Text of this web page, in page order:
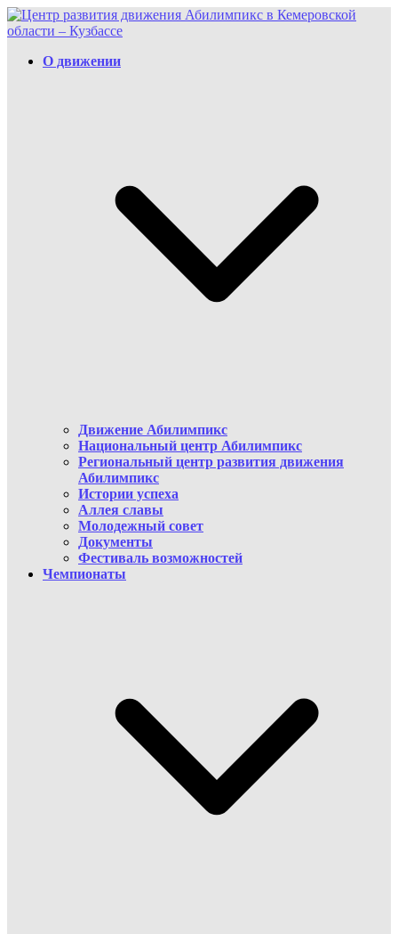
Перейти
к
О движении
Движение Абилимпикс
Национальный центр Абилимпикс
Региональный центр развития движения
Абилимпикс
Истории успеха
Аллея славы
Молодежный совет
Документы
Фестиваль возможностей
Чемпионаты